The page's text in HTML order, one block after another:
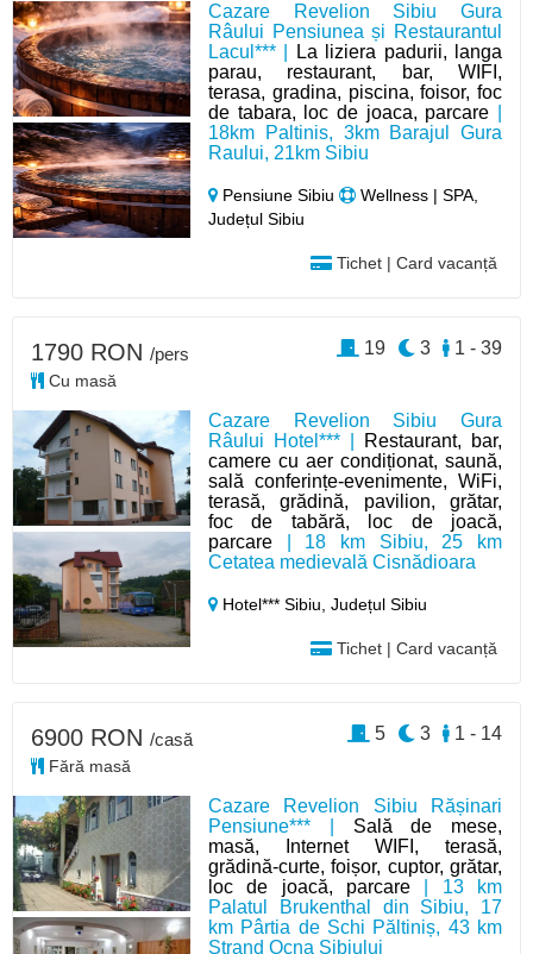
Cazare Revelion Sibiu Gura
Râului Pensiunea și Restaurantul
Lacul*** |
La liziera padurii, langa
parau, restaurant, bar, WIFI,
terasa, gradina, piscina, foisor, foc
de tabara, loc de joaca, parcare
18km Paltinis, 3km Barajul Gura
Raului, 21km Sibiu
Pensiune Sibiu
Wellness | SPA,
Județul Sibiu
Tichet | Card vacanță
Cazare Revelion Sibiu Gura
Râului Hotel*** |
Restaurant, bar,
camere cu aer condiționat, saună,
sală conferințe-evenimente, WiFi,
terasă, grădină, pavilion, grătar,
foc de tabără, loc de joacă,
parcare | 18 km Sibiu, 25 km
Cetatea medievală Cisnădioara
Hotel*** Sibiu,Județul Sibiu
Tichet | Card vacanță
1790 RON /pers
Cu masă
1 - 39
3
19
Cazare Revelion Sibiu Rășinari
Pensiune*** | Sală de mese,
masă, Internet WIFI, terasă,
grădină-curte, foișor, cuptor, grătar,
loc de joacă, parcare | 13 km
Palatul Brukenthal din Sibiu, 17
km Pârtia de Schi Păltiniș, 43 km
Ștrand Ocna Sibiului
6900 RON /casă
Fără masă
1 - 14
3
5